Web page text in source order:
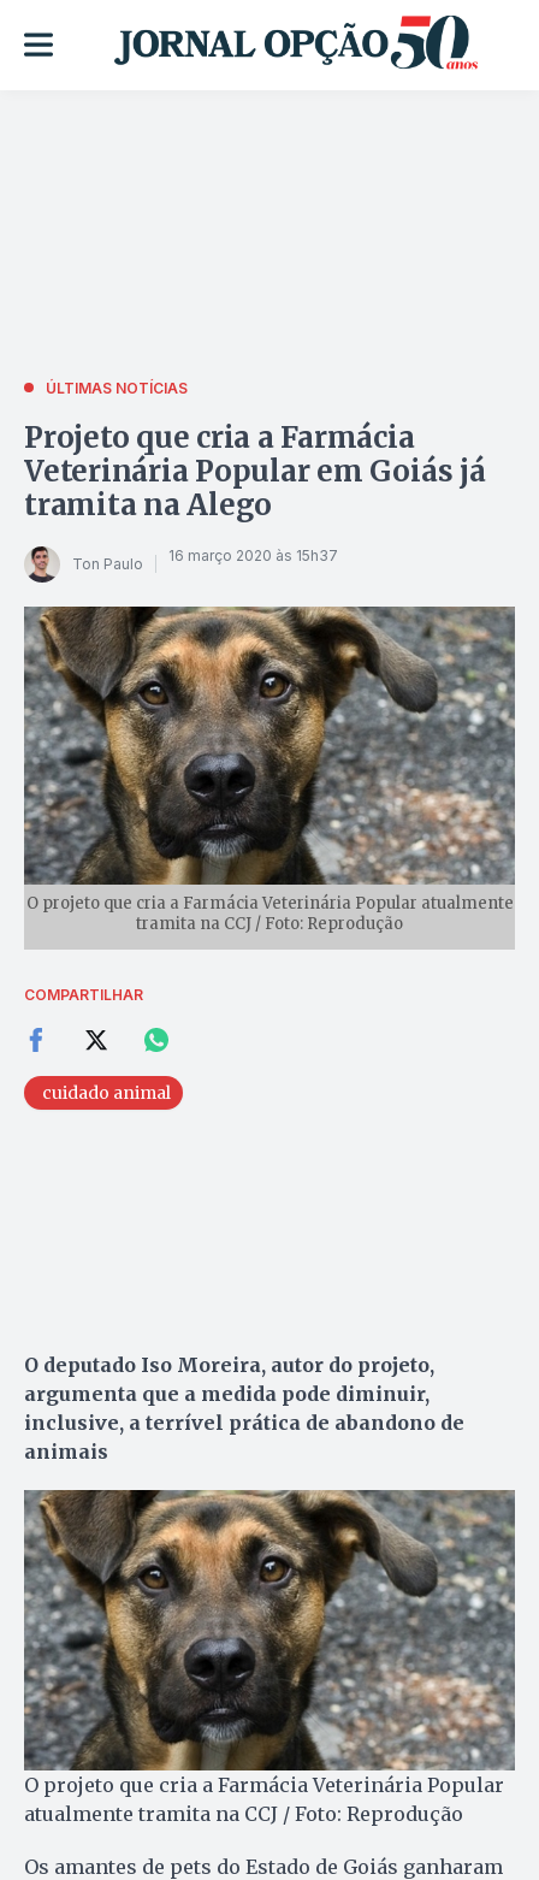
ÚLTIMAS NOTÍCIAS
Projeto que cria a Farmácia
Veterinária Popular em Goiás já
tramita na Alego
Ton Paulo 16 março 2020 às 15h37
O projeto que cria a Farmácia Veterinária Popular atualmente
tramita na CCJ / Foto: Reprodução
COMPARTILHAR
cuidado animal
O deputado Iso Moreira, autor do projeto,
argumenta que a medida pode diminuir,
inclusive, a terrível prática de abandono de
animais
O projeto que cria a Farmácia Veterinária Popular
atualmente tramita na CCJ / Foto: Reprodução
Os amantes de pets do Estado de Goiás ganharam